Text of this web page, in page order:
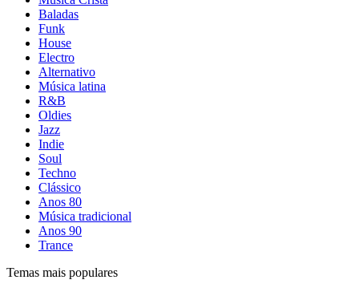
Baladas
Funk
House
Electro
Alternativo
Música latina
R&B
Oldies
Jazz
Indie
Soul
Techno
Clássico
Anos 80
Música tradicional
Anos 90
Trance
Temas mais populares